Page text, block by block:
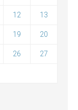
12 13
19 20
26 27